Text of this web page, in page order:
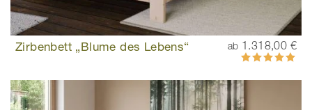
Zirbenbett „Blume des Lebens“ ab 1.318,00 €
Bewertung:
99%